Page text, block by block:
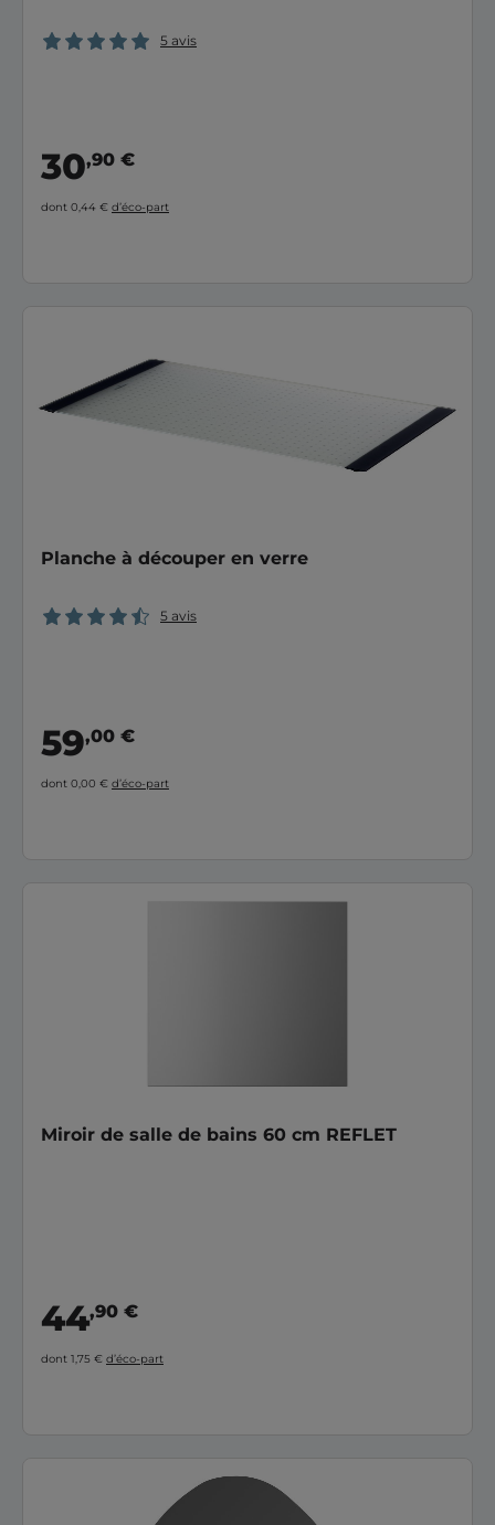
5 avis
30,90 €
dont 0,44 € d’éco-part
Planche à découper en verre
5 avis
59,00 €
dont 0,00 € d’éco-part
Miroir de salle de bains 60 cm REFLET
44,90 €
dont 1,75 € d’éco-part